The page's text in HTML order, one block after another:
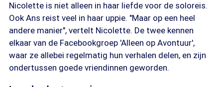
Nicolette is niet alleen in haar liefde voor de soloreis.
Ook Ans reist veel in haar uppie. "Maar op een heel
andere manier", vertelt Nicolette. De twee kennen
elkaar van de Facebookgroep 'Alleen op Avontuur',
waar ze allebei regelmatig hun verhalen delen, en zijn
ondertussen goede vriendinnen geworden.